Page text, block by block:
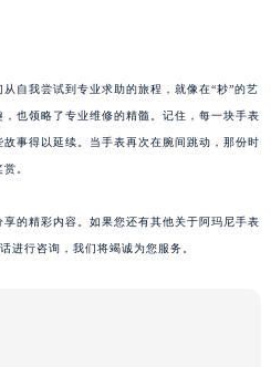
自我尝试到专业求助的旅程，就像在“耖”的艺
也领略了专业维修的精髓。记住，每一块手表
事得以延续。当手表再次在腕间跳动，那份时
。
享的精彩内容。如果您还有其他关于阿玛尼手表
进行咨询，我们将竭诚为您服务。